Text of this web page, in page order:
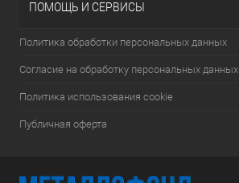
ПОМОЩЬ И СЕРВИСЫ
Политика обработки персональных данных
Согласие на обработку персональных данных
Политика использования cookie
Публичная оферта